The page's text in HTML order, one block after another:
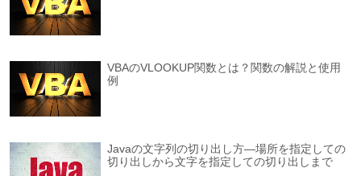
VBAのVLOOKUP関数とは？関数の解説と使用
例
Javaの文字列の切り出し方―場所を指定しての
切り出しから文字を指定しての切り出しまで